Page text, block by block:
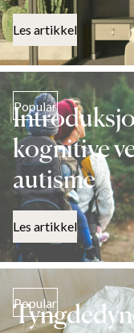
Les artikkel
Popular
kognitive
autisme
Les artikkel
Popular